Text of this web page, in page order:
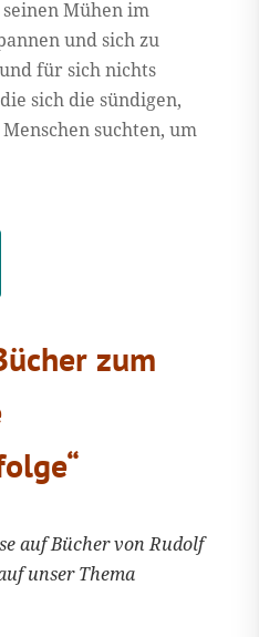
Mühen im
und sich zu
für sich nichts
sich die sündigen,
suchten, um
zum
auf Bücher von Rudolf
unser Thema